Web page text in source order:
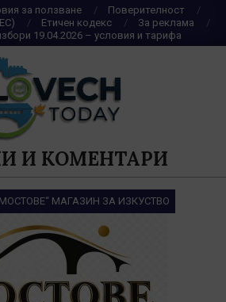
за ползване
Поверителност
Етичен кодекс
За реклама
19.04.2026 – условия и тарифа
И КОМЕНТАРИ
МАГАЗИН ЗА ИЗКУСТВО